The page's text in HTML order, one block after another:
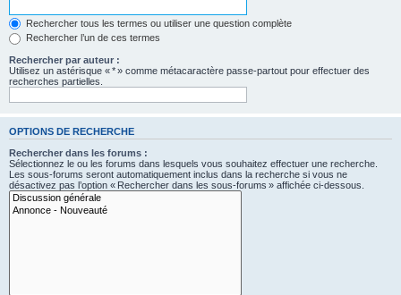
Rechercher tous les termes ou utiliser une question complète
Rechercher l’un de ces termes
Rechercher par auteur :
Utilisez un astérisque « * » comme métacaractère passe-partout pour effectuer des
recherches partielles.
OPTIONS DE RECHERCHE
Rechercher dans les forums :
Sélectionnez le ou les forums dans lesquels vous souhaitez effectuer une recherche.
Les sous-forums seront automatiquement inclus dans la recherche si vous ne
désactivez pas l’option « Rechercher dans les sous-forums » affichée ci-dessous.